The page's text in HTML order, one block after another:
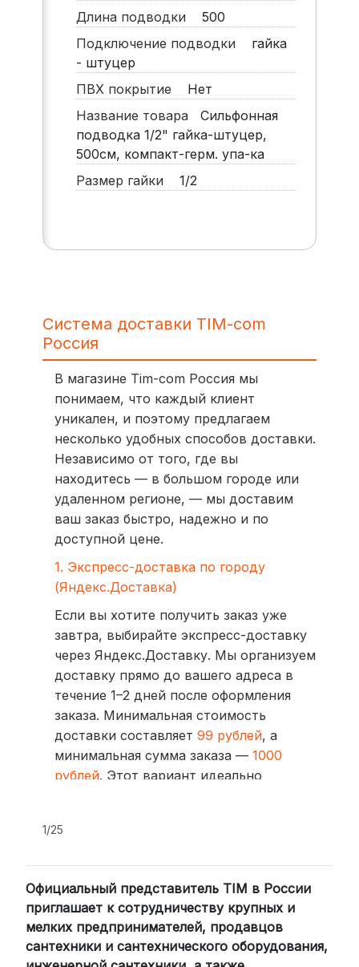
Длина подводки
500
Подключение подводки
гайка
- штуцер
ПВХ покрытие
Нет
Название товара
Сильфонная
подводка 1/2" гайка-штуцер,
500см, компакт-герм. упа-ка
Размер гайки
1/2
Система доставки TIM-com
Россия
В магазине Tim-com Россия мы
понимаем, что каждый клиент
уникален, и поэтому предлагаем
несколько удобных способов доставки.
Независимо от того, где вы
находитесь — в большом городе или
удаленном регионе, — мы доставим
ваш заказ быстро, надежно и по
доступной цене.
1. Экспресс-доставка по городу
(Яндекс.Доставка)
Если вы хотите получить заказ уже
завтра, выбирайте экспресс-доставку
через Яндекс.Доставку. Мы организуем
доставку прямо до вашего адреса в
течение 1–2 дней после оформления
заказа. Минимальная стоимость
доставки составляет 99 рублей, а
минимальная сумма заказа — 1000
рублей. Этот вариант идеально
компании (СДЭК, BoxBerry, DPD)
Для клиентов из других регионов
России мы сотрудничаем с
проверенными транспортными
компаниями:
1/25
Официальный представитель TIM в России
приглашает к сотрудничеству крупных и
мелких предпринимателей, продавцов
сантехники и сантехнического оборудования,